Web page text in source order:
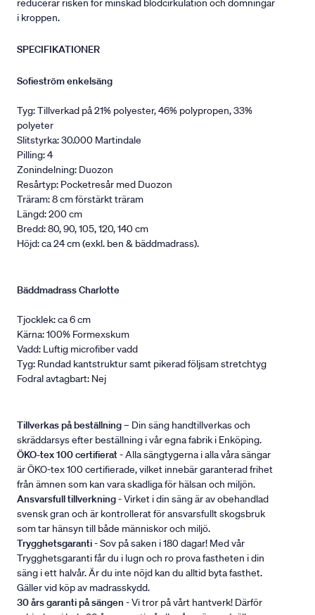
reducerar risken för minskad blodcirkulation och domningar
i kroppen.
SPECIFIKATIONER
Sofieström enkelsäng
Tyg: Tillverkad på 21% polyester, 46% polypropen, 33%
polyeter
Slitstyrka: 30.000 Martindale
Pilling: 4
Zonindelning: Duozon
Resårtyp: Pocketresår med Duozon
Träram: 8 cm förstärkt träram
Längd: 200 cm
Bredd: 80, 90, 105, 120, 140 cm
Höjd: ca 24 cm (exkl. ben & bäddmadrass).
Bäddmadrass Charlotte
Tjocklek: ca 6 cm
Kärna: 100% Formexskum
Vadd: Luftig microfiber vadd
Tyg: Rundad kantstruktur samt pikerad följsam stretchtyg
Fodral avtagbart: Nej
Tillverkas på beställning– Din säng handtillverkas och
skräddarsys efter beställning i vår egna fabrik i Enköping.
ÖKO-tex 100 certifierat- Alla sängtygerna i alla våra sängar
är ÖKO-tex 100 certifierade, vilket innebär garanterad frihet
från ämnen som kan vara skadliga för hälsan och miljön.
Ansvarsfull tillverkning- Virket i din säng är av obehandlad
svensk gran och är kontrollerat för ansvarsfullt skogsbruk
som tar hänsyn till både människor och miljö.
Trygghetsgaranti- Sov på saken i 180 dagar! Med vår
Trygghetsgaranti får du i lugn och ro prova fastheten i din
säng i ett halvår. Är du inte nöjd kan du alltid byta fasthet.
Gäller vid köp av madrasskydd.
30 års garanti på sängen - Vi tror på vårt hantverk! Därför